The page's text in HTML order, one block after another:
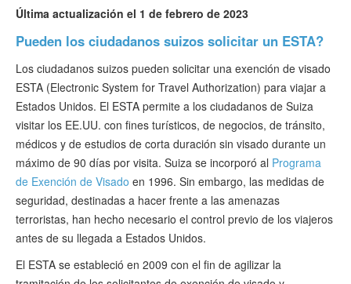
Última actualización el 1 de febrero de 2023
Pueden los ciudadanos suizos solicitar un ESTA?
Los ciudadanos suizos pueden solicitar una exención de visado
ESTA (Electronic System for Travel Authorization) para viajar a
Estados Unidos. El ESTA permite a los ciudadanos de Suiza
visitar los EE.UU. con fines turísticos, de negocios, de tránsito,
médicos y de estudios de corta duración sin visado durante un
máximo de 90 días por visita. Suiza se incorporó al Programa
de Exención de Visado en 1996. Sin embargo, las medidas de
seguridad, destinadas a hacer frente a las amenazas
terroristas, han hecho necesario el control previo de los viajeros
antes de su llegada a Estados Unidos.
El ESTA se estableció en 2009 con el fin de agilizar la